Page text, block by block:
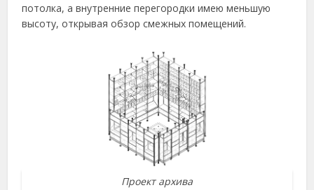
потолка, а внутренние перегородки имею меньшую
высоту, открывая обзор смежных помещений.
Проект архива